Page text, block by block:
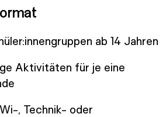
ab 14 Jahren
Aktivitäten für je eine
, Technik- oder